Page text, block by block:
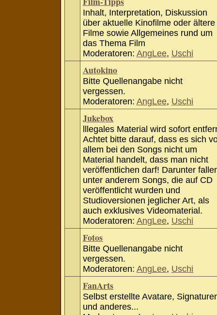
Inhalt, Interpretation, Diskussion
über aktuelle Kinofilme oder ältere
Filme sowie Allgemeines rund um
das Thema Film
Moderatoren: AngLee, Uschi
Autokino
Bitte Quellenangabe nicht
vergessen.
Moderatoren: AngLee, Uschi
Jukebox
lllegales Material wird sofort
Achtet bitte darauf, dass es sich
allem bei den Songs nicht um
Material handelt, dass man nicht
veröffentlichen darf! Darunter
unter anderem Songs, die auf CD
veröffentlicht wurden und
Studioversionen jeglicher Art, als
auch exklusives Videomaterial.
Moderatoren: AngLee, Uschi
Fotos
Bitte Quellenangabe nicht
vergessen.
Moderatoren: AngLee, Uschi
FanArts
Selbst erstellte Avatare,
und anderes...